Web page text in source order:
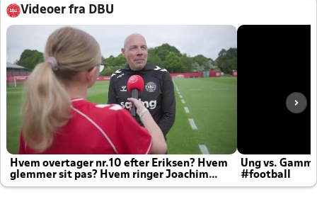
Videoer fra DBU
Hvem overtager nr.10 efter Eriksen? Hvem
glemmer sit pas? Hvem ringer Joachim
altid til efter kampe?
Ung vs.
#football